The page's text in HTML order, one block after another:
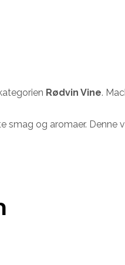
Rødvin Vine.
smag og aromaer.